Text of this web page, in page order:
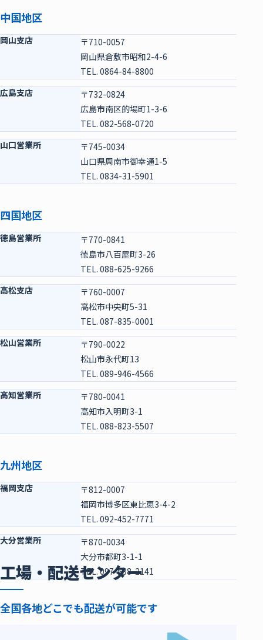
中国地区
岡山支店
〒710-0057
岡山県倉敷市昭和2-4-6
TEL. 0864-84-8800
広島支店
〒732-0824
広島市南区的場町1-3-6
TEL. 082-568-0720
山口営業所
〒745-0034
山口県周南市御幸通1-5
TEL. 0834-31-5901
四国地区
徳島営業所
〒770-0841
徳島市八百屋町3-26
TEL. 088-625-9266
高松支店
〒760-0007
高松市中央町5-31
TEL. 087-835-0001
松山営業所
〒790-0022
松山市永代町13
TEL. 089-946-4566
高知営業所
〒780-0041
高知市入明町3-1
TEL. 088-823-5507
九州地区
福岡支店
〒812-0007
福岡市博多区東比恵3-4-2
TEL. 092-452-7771
大分営業所
〒870-0034
大分市都町3-1-1
TEL. 097-538-2141
工場・配送センター
全国各地どこでも配送が可能です